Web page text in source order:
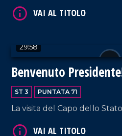
29:58
Benvenuto
ST 3 PUNTATA 71
La visita del Capo dello